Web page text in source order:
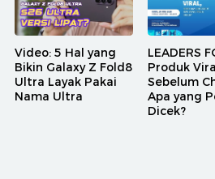
Video: 5 Hal yang
Bikin Galaxy Z Fold8
Ultra Layak Pakai
Nama Ultra
LEADERS
Produk
Sebelum
Apa yang
Dicek?